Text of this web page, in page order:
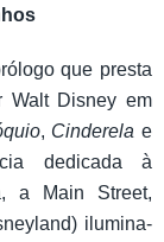
que presta
Walt Disney em
, Cinderelae
dedicada à
a Main Street,
ilumina-